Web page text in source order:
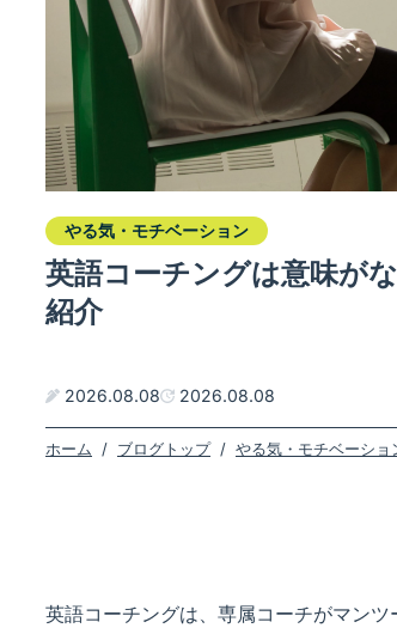
やる気・モチベーション
英語コーチングは意味が
紹介
2026.08.08 2026.08.08
ホーム / ブログトップ / やる気・モチベーショ
英語コーチングは、専属コーチがマンツ